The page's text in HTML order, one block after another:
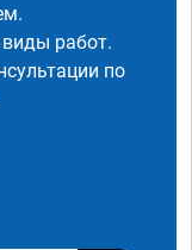
работ.
по